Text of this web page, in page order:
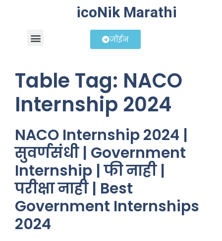
icoNik Marathi
जॉईन
Table Tag: NACO
Internship 2024
NACO Internship 2024 |
सुवर्णसंधी | Government
Internship | फी नाही |
परीक्षा नाही | Best
Government Internships
2024